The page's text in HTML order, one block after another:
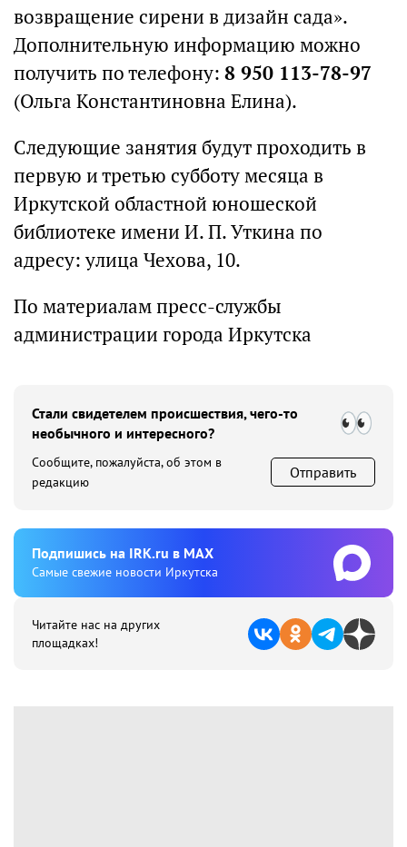
возвращение сирени в дизайн сада».
Дополнительную информацию можно
получить по телефону: 8 950 113-78-97
(Ольга Константиновна Елина).
Следующие занятия будут проходить в
первую и третью субботу месяца в
Иркутской областной юношеской
библиотеке имени И. П. Уткина по
адресу: улица Чехова, 10.
По материалам пресс-службы
администрации города Иркутска
Стали свидетелем происшествия, чего-то
необычного и интересного?
Сообщите, пожалуйста, об этом в
редакцию
Отправить
Подпишиcь на IRK.ru в MAX
Cамые свежие новости Иркутска
Читайте нас на других
площадках!